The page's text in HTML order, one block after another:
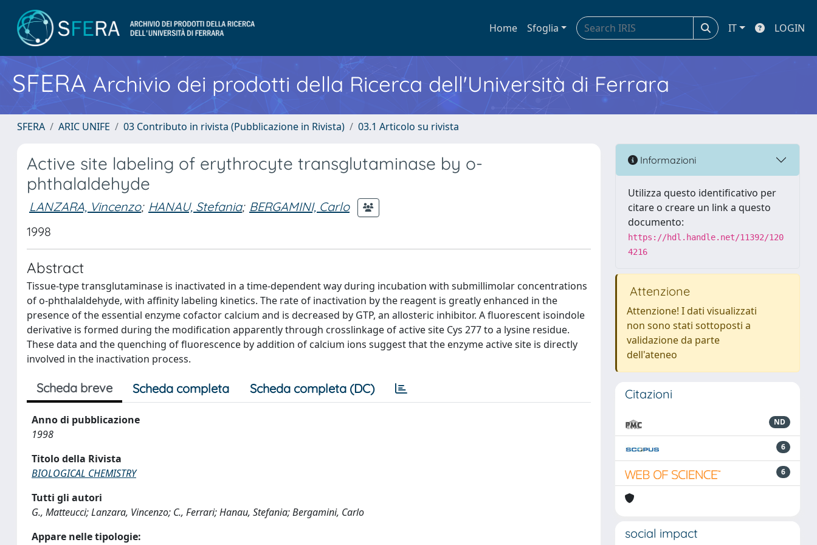
Home Sfoglia IT LOGIN
SFERA Archivio dei prodotti della Ricerca dell'Università di Ferrara
SFERA ARIC UNIFE 03 Contributo in rivista (Pubblicazione in Rivista) 03.1 Articolo su rivista
Active site labeling of erythrocyte transglutaminase by o-
phthalaldehyde
LANZARA, Vincenzo; HANAU, Stefania; BERGAMINI, Carlo
1998
Abstract
Tissue-type transglutaminase is inactivated in a time-dependent way during incubation with submillimolar concentrations
of o-phthalaldehyde, with affinity labeling kinetics. The rate of inactivation by the reagent is greatly enhanced in the
presence of the essential enzyme cofactor calcium and is decreased by GTP, an allosteric inhibitor. A fluorescent isoindole
derivative is formed during the modification apparently through crosslinkage of active site Cys 277 to a lysine residue.
These data and the quenching of fluorescence by addition of calcium ions suggest that the enzyme active site is directly
involved in the inactivation process.
Scheda breve Scheda completa Scheda completa (DC)
Anno di pubblicazione
1998
Titolo della Rivista
BIOLOGICAL CHEMISTRY
Tutti gli autori
G., Matteucci; Lanzara, Vincenzo; C., Ferrari; Hanau, Stefania; Bergamini, Carlo
Appare nelle tipologie:
Informazioni
Utilizza questo identificativo per
citare o creare un link a questo
documento:
https://hdl.handle.net/11392/120
4216
Attenzione
Attenzione! I dati visualizzati
non sono stati sottoposti a
validazione da parte
dell'ateneo
Citazioni
ND
6
6
social impact